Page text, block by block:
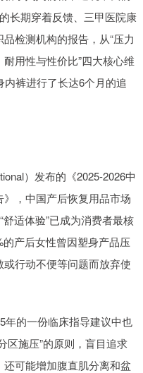
长期穿着反馈、三甲医院康
检测机构的报告，从“压力
用性与性价比”四大核心维
裤进行了长达6个月的追
）发布的《2025-2026中
，中国产后恢复用品市场
舒适体验”已成为消费者最核
产后女性曾因塑身产品压
行动不便等问题而放弃使
年的一份临床指导建议中也
区施压”的原则，盲目追求
可能增加腹直肌分离和盆